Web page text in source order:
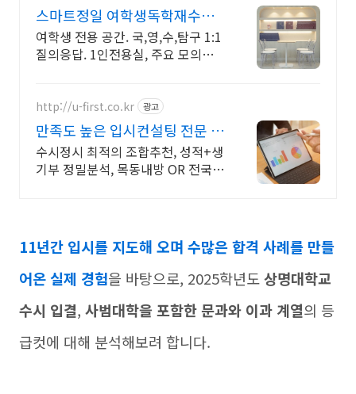
스마트정일 여학생독학재수학
원
여학생 전용 공간. 국,영,수,탐구 1:1
질의응답. 1인전용실, 주요 모의고
http://u-first.co.kr 광고
만족도 높은 입시컨설팅 전문 명
문대 입학사정관 입시전문가
수시정시 최적의 조합추천, 성적+생
기부 정밀분석, 목동내방 OR 전국온
11년간 입시를 지도해 오며 수많은 합격 사례를 만들
어온 실제 경험을 바탕으로, 2025학년도상명대학교
수시 입결, 사범대학을 포함한 문과와 이과 계열의 등
급컷에 대해 분석해보려 합니다.